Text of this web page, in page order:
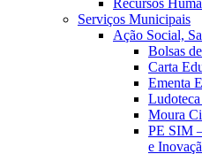
Recursos
Serviços Municipais
Ação Social,
Bolsas
Carta
Ementa
Moura
PE SIM
e